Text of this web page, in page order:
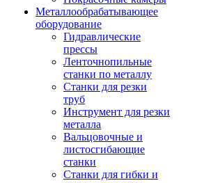
Металлообрабатывающее
оборудование
Гидравлические
прессы
Ленточнопильные
станки по металлу
Станки для резки
труб
Инструмент для резки
металла
Вальцовочные и
листосгибающие
станки
Станки для гибки и